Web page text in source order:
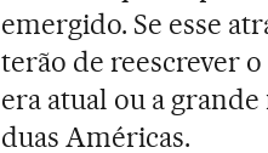
emergido. Se esse
terão de reescrever
era atual ou a
duas Américas.